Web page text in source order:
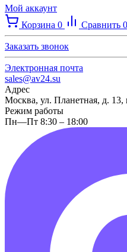
Мой аккаунт
Корзина 0 Сравнить 0
Заказать звонок
Электронная почта
sales@av24.su
Адрес
Москва, ул. Планетная, д.
Режим работы
Пн—Пт 8:30 – 18:00